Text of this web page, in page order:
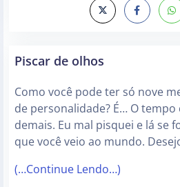
Piscar de olhos
Como você pode ter só nove
de personalidade? É… O
demais. Eu mal pisquei e lá se
que você veio ao mundo.
(…Continue Lendo…)